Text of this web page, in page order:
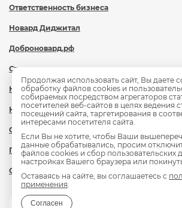
Ответственность бизнеса
Новард Диджитал
Доброновард.рф
Статьи
Новости
Контакты
Охрана труда
Политика обработки персональных данных
Сведения об образовательной организации
Продолжая использовать сайт, Вы даете
обработку файлов cookies и
собираемых посредством агрегаторов
посетителей веб-сайтов в целях ведения
посещений сайта, таргетирования в
интересами посетителя сайта.
Если Вы не хотите, чтобы Ваши
данные обрабатывались, просим
файлов cookies и сбор пользовательских
настройках Вашего браузера или
Оставаясь на сайте, вы соглашаетесь с
применения.
Согласен